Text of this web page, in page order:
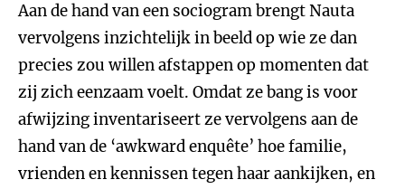
Aan de hand van een sociogram brengt Nauta
vervolgens inzichtelijk in beeld op wie ze dan
precies zou willen afstappen op momenten dat
zij zich eenzaam voelt. Omdat ze bang is voor
afwijzing inventariseert ze vervolgens aan de
hand van de ‘awkward enquête’ hoe familie,
vrienden en kennissen tegen haar aankijken, en